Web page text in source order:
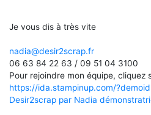
Je vous dis à très vite
nadia@desir2scrap.fr
06 63 84 22 63 / 09 51 04 3100
Pour rejoindre mon équipe, cliquez
https://ida.stampinup.com/
Desir2scrap par Nadia